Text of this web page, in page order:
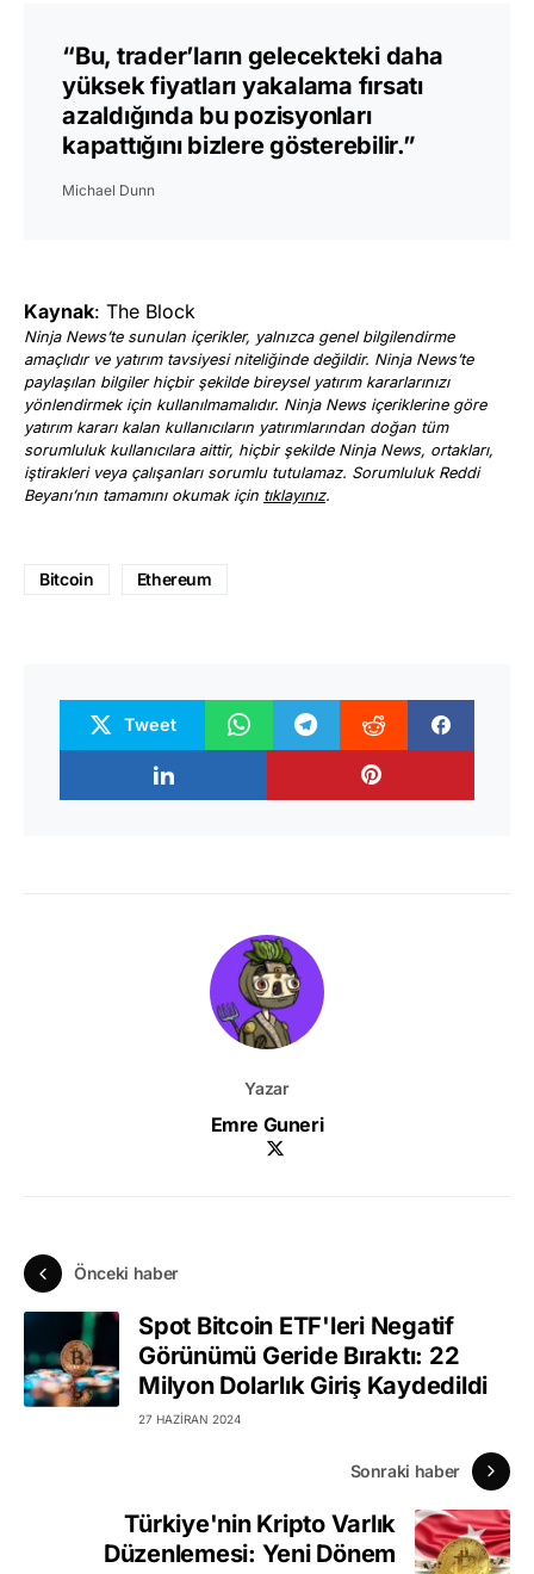
“Bu, trader’ların gelecekteki daha
yüksek fiyatları yakalama fırsatı
azaldığında bu pozisyonları
kapattığını bizlere gösterebilir.”
Michael Dunn
Kaynak: The Block
Ninja News’te sunulan içerikler, yalnızca genel bilgilendirme
amaçlıdır ve yatırım tavsiyesi niteliğinde değildir. Ninja News’te
paylaşılan bilgiler hiçbir şekilde bireysel yatırım kararlarınızı
yönlendirmek için kullanılmamalıdır. Ninja News içeriklerine göre
yatırım kararı kalan kullanıcıların yatırımlarından doğan tüm
sorumluluk kullanıcılara aittir, hiçbir şekilde Ninja News, ortakları,
iştirakleri veya çalışanları sorumlu tutulamaz. Sorumluluk Reddi
Beyanı’nın tamamını okumak için tıklayınız.
Bitcoin Ethereum
Tweet
Yazar
Emre Guneri
Önceki haber
Spot Bitcoin ETF'leri Negatif
Görünümü Geride Bıraktı: 22
Milyon Dolarlık Giriş Kaydedildi
27 HAZIRAN 2024
Sonraki haber
Türkiye'nin Kripto Varlık
Düzenlemesi: Yeni Dönem